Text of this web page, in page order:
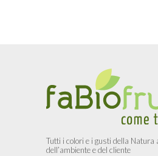
Tutti i colori e i gusti della
dell’ambiente e del cliente